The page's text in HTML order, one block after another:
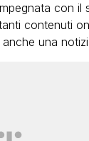
con il
contenuti
una